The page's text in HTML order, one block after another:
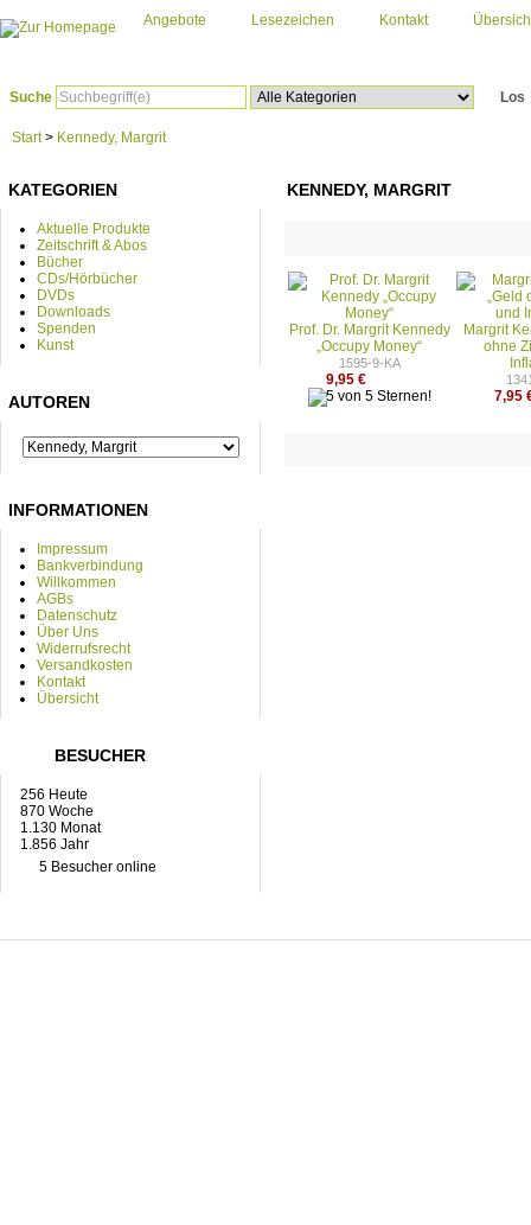
Angebote Lesezeichen Kontakt
Suche Los
Start> Kennedy, Margrit
KATEGORIEN
Aktuelle Produkte
Zeitschrift & Abos
Bücher
CDs/Hörbücher
DVDs
Downloads
Spenden
Kunst
AUTOREN
INFORMATIONEN
Impressum
Bankverbindung
Willkommen
AGBs
Datenschutz
Über Uns
Widerrufsrecht
Versandkosten
Kontakt
Übersicht
BESUCHER
256 Heute
870 Woche
1.130 Monat
1.856 Jahr
5 Besucher online
KENNEDY, MARGRIT
Prof. Dr. Margrit Kennedy
„Occupy Money“
1595-9-KA
9,95 €
Margrit
ohne
7,95